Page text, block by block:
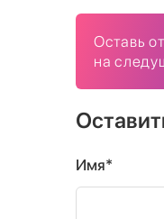
Оставь
на
Имя*